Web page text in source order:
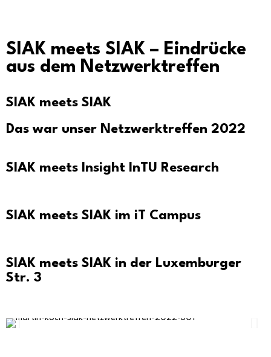
SIAK meets SIAK – Eindrücke
aus dem Netzwerktreffen
SIAK meets SIAK
Das war unser Netzwerktreffen 2022
SIAK meets Insight InTU Research
SIAK meets SIAK im iT Campus
SIAK meets SIAK in der Luxemburger
Str. 3